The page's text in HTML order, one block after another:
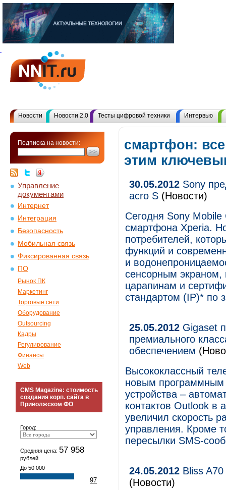
Новости Новости 2.0 Тесты цифровой техники Интервью
Подписка на новости:
Управление
документами
Интернет
Интеграция
Безопасность
Мобильная связь
Фиксированная связь
ПО
Рынок ПК
Маркетинг
Торговые сети
Оборудование
Outsourcing
Кадры
Регулирование
Финансы
Web
CMS Magazine: стоимость
создания корп. сайта в
Приволжском ФО
Город:
Средняя цена: 57 958
рублей
До 50 000
97
смартфон:
этим
30.05.2012 Sony
acro S (Новости)
Сегодня Sony
смартфона Xperia.
потребителей,
функций и
и
сенсорным экраном,
царапинам и
стандартом (IP)* по
25.05.2012 Gigaset
премиального
обеспечением
Высококлассный
новым программным
устройства –
контактов Outlook в
увеличил скорость
управления. Кроме
пересылки SMS-
24.05.2012 Bliss
(Новости)